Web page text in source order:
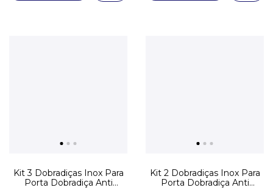
Kit 3 Dobradiças Inox Para
Porta Dobradiça Anti
Kit 2 Dobradiças Inox Para
Porta Dobradiça Anti